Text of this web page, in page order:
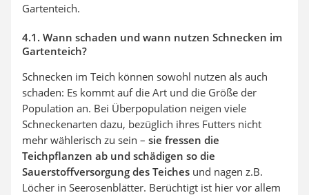
Gartenteich.
4.1. Wann schaden und wann nutzen Schnecken im
Gartenteich?
Schnecken im Teich können sowohl nutzen als auch
schaden: Es kommt auf die Art und die Größe der
Population an. Bei Überpopulation neigen viele
Schneckenarten dazu, bezüglich ihres Futters nicht
mehr wählerisch zu sein – sie fressen die
Teichpflanzen ab und schädigen so die
Sauerstoffversorgung des Teiches und nagen z.B.
Löcher in Seerosenblätter. Berüchtigt ist hier vor allem